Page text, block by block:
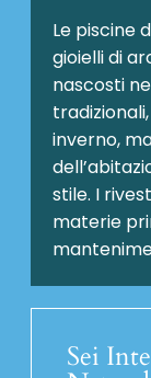
Le piscine
gioielli di
nascosti
inverno,
stile. I
materie
Sei